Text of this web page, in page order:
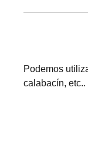
Podemos
calabacín,